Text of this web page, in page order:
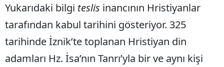
Yukarıdaki bilgi teslis inancının Hristiyanlar
tarafından kabul tarihini gösteriyor. 325
tarihinde İznik’te toplanan Hristiyan din
adamları Hz. İsa’nın Tanrı’yla bir ve aynı kişi